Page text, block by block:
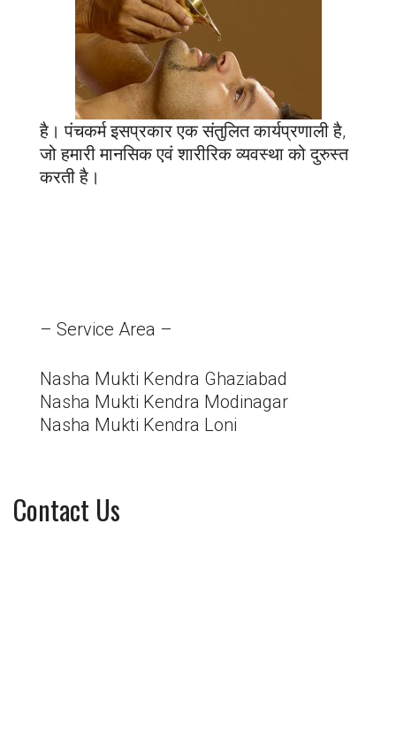
है। पंचकर्म इसप्रकार एक संतुलित कार्यप्रणाली है,
जो हमारी मानसिक एवं शारीरिक व्यवस्था को दुरुस्त
करती है।
– Service Area –
Nasha Mukti Kendra Ghaziabad
Nasha Mukti Kendra Modinagar
Nasha Mukti Kendra Loni
Contact Us